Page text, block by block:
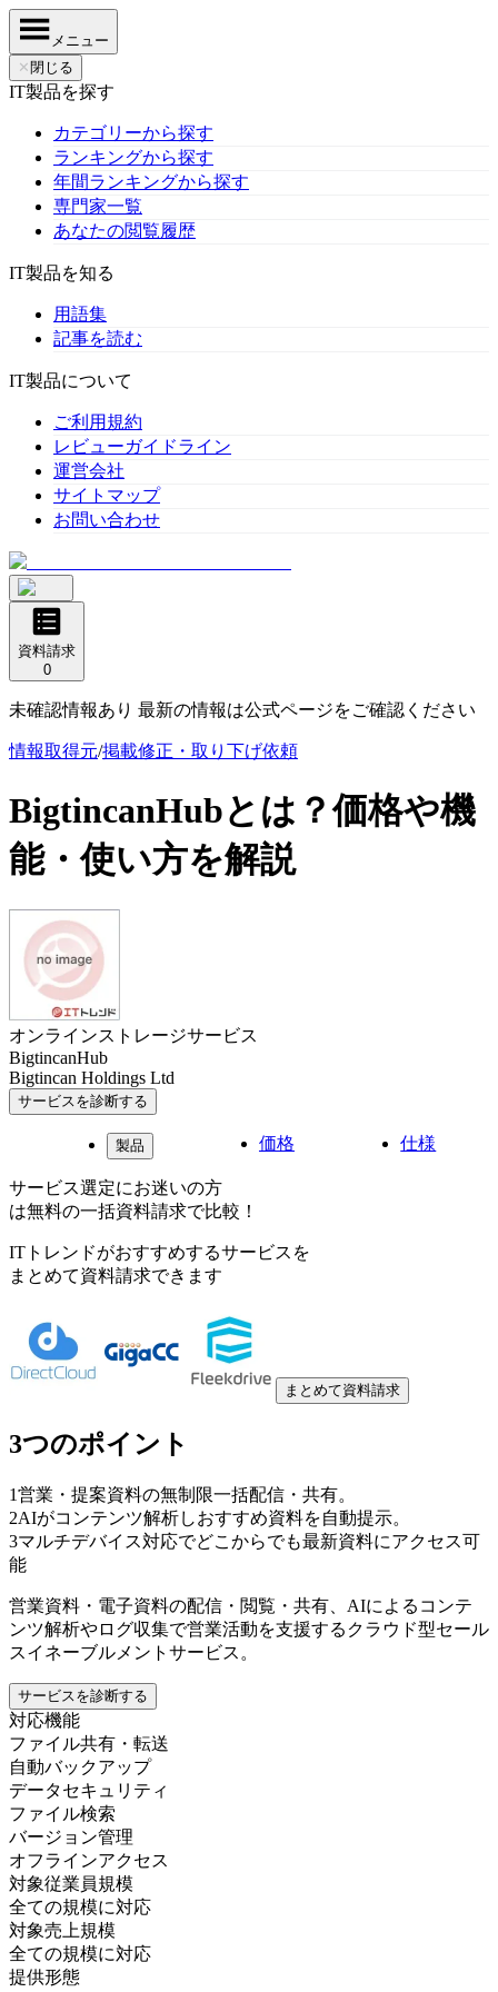
メニュー
✕ 閉じる
IT製品を探す
カテゴリーから探す
ランキングから探す
年間ランキングから探す
専門家一覧
あなたの閲覧履歴
IT製品を知る
用語集
記事を読む
IT製品について
ご利用規約
レビューガイドライン
運営会社
サイトマップ
お問い合わせ
資料請求
0
未確認情報あり 最新の情報は公式ページをご確認ください
情報取得元/掲載修正・取り下げ依頼
BigtincanHubとは？価格や機
能・使い方を解説
オンラインストレージサービス
BigtincanHub
Bigtincan Holdings Ltd
サービスを診断する
製品 価格 仕様
サービス選定にお迷いの方
は無料の一括資料請求で比較！
ITトレンドがおすすめするサービスを
まとめて資料請求できます
まとめて資料請求
3つのポイント
1営業・提案資料の無制限一括配信・共有。
2AIがコンテンツ解析しおすすめ資料を自動提示。
3マルチデバイス対応でどこからでも最新資料にアクセス可
能
営業資料・電子資料の配信・閲覧・共有、AIによるコンテ
ンツ解析やログ収集で営業活動を支援するクラウド型セール
スイネーブルメントサービス。
サービスを診断する
対応機能
ファイル共有・転送
自動バックアップ
データセキュリティ
ファイル検索
バージョン管理
オフラインアクセス
対象従業員規模
全ての規模に対応
対象売上規模
全ての規模に対応
提供形態